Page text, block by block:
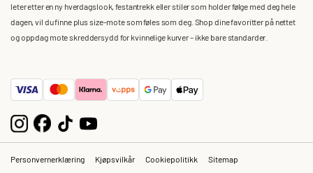
leter etter en ny hverdagslook, festantrekk eller stiler som holder følge med deg hele
dagen, vil du finne plus size-mote som føles som deg. Shop dine favoritter på nettet
og oppdag mote skreddersydd for kvinnelige kurver – ikke bare standarder.
Personvernerklæring Kjøpsvilkår Cookiepolitikk Sitemap